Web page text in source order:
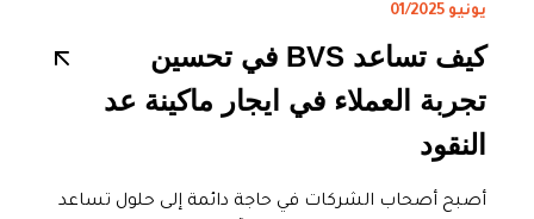
يونيو 01/2025
كيف تساعد BVS في تحسين
تجربة العملاء في ايجار ماكينة عد
النقود
أصبح أصحاب الشركات في حاجة دائمة إلى حلول تساعد